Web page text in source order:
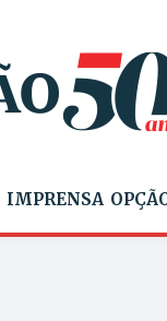
IMPRENSA